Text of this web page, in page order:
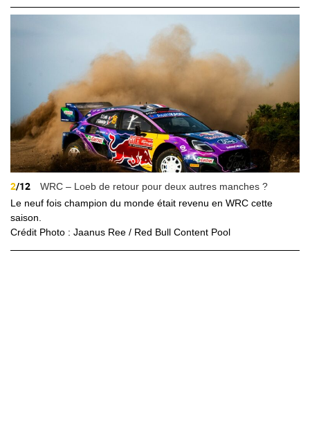
2/12
WRC – Loeb de retour pour deux autres manches ?
Le neuf fois champion du monde était revenu en WRC cette
saison.
Crédit Photo : Jaanus Ree / Red Bull Content Pool